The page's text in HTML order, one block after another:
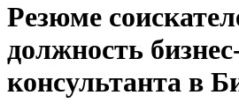
Резюме
должность
консультанта в